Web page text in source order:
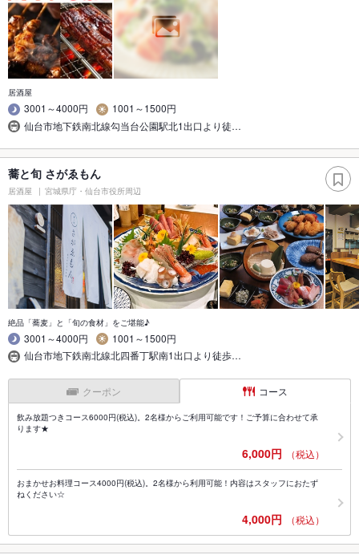
居酒屋
3001～4000円
1001～1500円
仙台市地下鉄南北線勾当台公園駅北1出口より徒…
蕎と旬 さがゑもん
居酒屋 宮城県庁・仙台市役所周辺
絶品「蕎麦」と「旬の食材」をご堪能♪
3001～4000円
1001～1500円
仙台市地下鉄南北線北四番丁駅南1出口より徒歩…
クーポン コース
飲み放題つきコース6000円(税込)。2名様からご利用可能です！ご予算に合わせて承
ります★
6,000円 （税込）
おまかせお料理コース4000円(税込)。2名様から利用可能！内容はスタッフにおたず
ねください☆
4,000円 （税込）